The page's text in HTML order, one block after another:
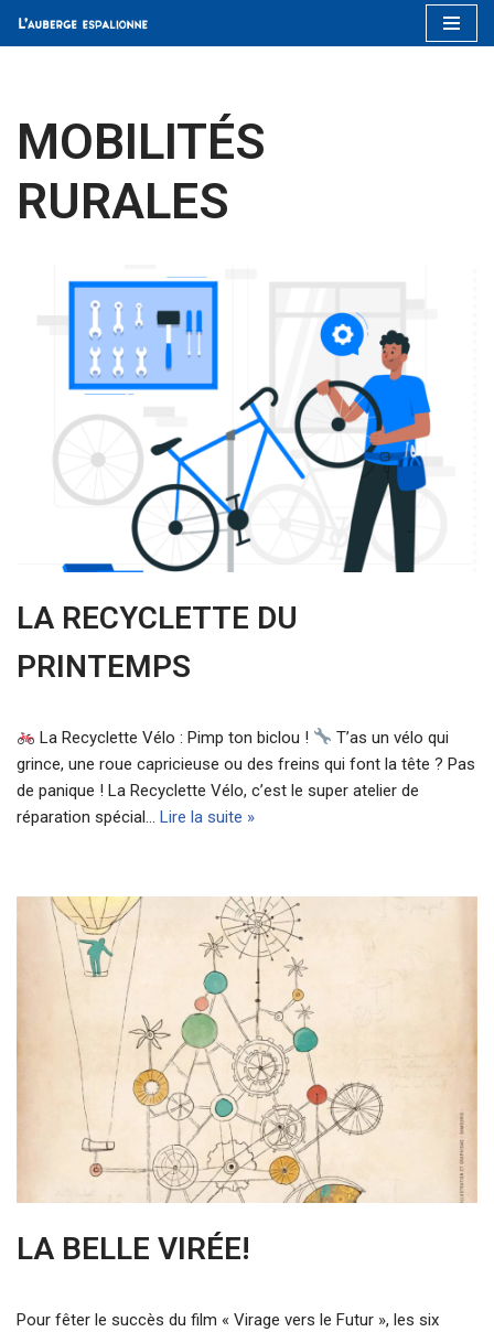
MOBILITÉS
RURALES
LA RECYCLETTE DU
PRINTEMPS
La Recyclette Vélo : Pimp ton biclou !
T’as un vélo qui
grince, une roue capricieuse ou des freins qui font la tête ? Pas
de panique ! La Recyclette Vélo, c’est le super atelier de
réparation spécial… Lire la suite »
LA BELLE VIRÉE!
Pour fêter le succès du film « Virage vers le Futur », les six